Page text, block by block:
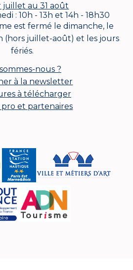
juillet au 31 août
: 10h - 13h et 14h - 18h30
est fermé le dimanche, le
(hors juillet-août) et les jours
fériés.
nous ?
à la newsletter
à télécharger
pro et partenaires